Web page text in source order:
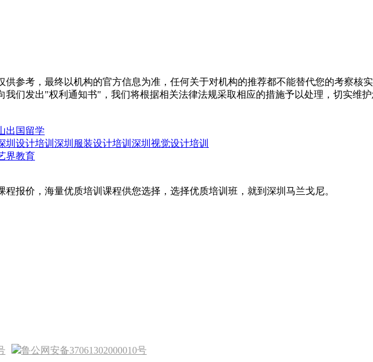
参考，最终以机构的官方信息为准，任何关于对机构的推荐都不能替代您的考察核
们发出"权利通知书"，我们将根据相关法律法规采取相应的措施予以处理，切实维护
出国留学
圳设计培训 深圳服装设计培训 深圳视觉设计培训
界教育
报价，海量优质培训课程供您选择，选择优质培训班，就到深圳马兰戈尼。
鲁公网安备37061302000010号